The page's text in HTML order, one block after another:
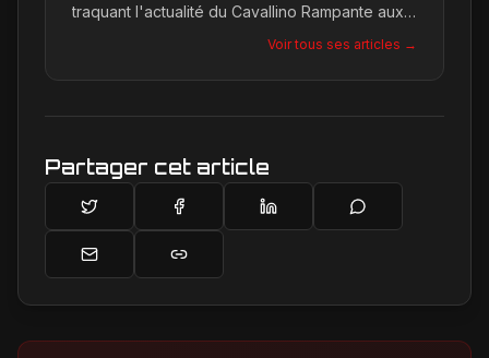
traquant l'actualité du Cavallino Rampante aux
permet de décrypter les tendances et les
secrets de la marque, offrant une plongée
passionnés.
Voir tous ses articles →
Partager cet article